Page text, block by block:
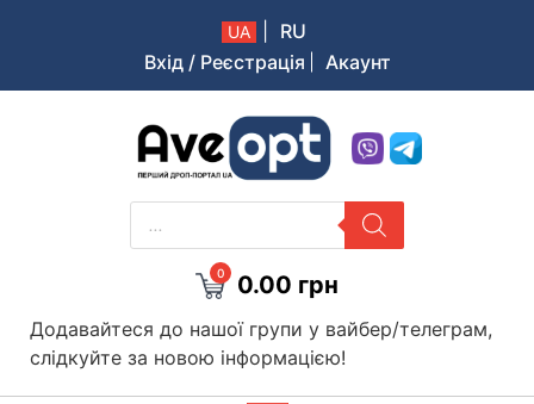
UA
RU
Вхід / Реєстрація
Акаунт
Aveopt – оптова дропшипінг платформа в Україні
PRODUCTS
SEARCH
0 0.00 грн
Додавайтеся до нашої групи у вайбер/телеграм,
слідкуйте за новою інформацією!